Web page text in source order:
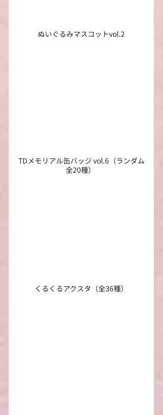
ぬいぐるみマスコットvol.2
TDメモリアル缶バッジ vol.6（ランダム
全20種）
くるくるアクスタ（全36種）